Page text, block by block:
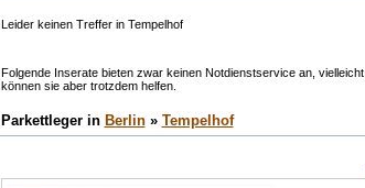
Leider keinen Treffer in Tempelhof
Folgende Inserate bieten zwar keinen Notdienstservice an, vielleicht
können sie aber trotzdem helfen.
Parkettleger in Berlin» Tempelhof